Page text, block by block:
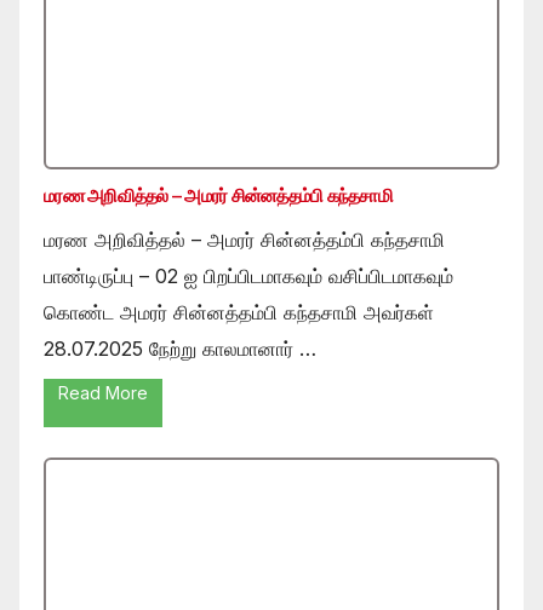
மரண அறிவித்தல் – அமரர் சின்னத்தம்பி கந்தசாமி
மரண அறிவித்தல் – அமரர் சின்னத்தம்பி கந்தசாமி
பாண்டிருப்பு – 02 ஐ பிறப்பிடமாகவும் வசிப்பிடமாகவும்
கொண்ட அமரர் சின்னத்தம்பி கந்தசாமி அவர்கள்
28.07.2025 நேற்று காலமானார் …
Read More